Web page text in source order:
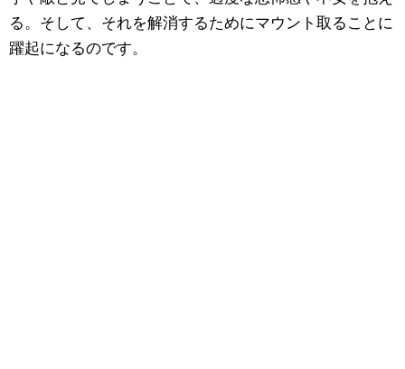
る。そして、それを解消するためにマウント取ることに
躍起になるのです。